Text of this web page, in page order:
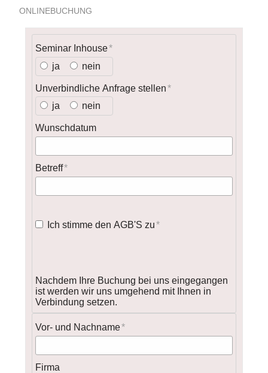
ONLINEBUCHUNG
Seminar Inhouse
ja
nein
Unverbindliche Anfrage stellen
ja
nein
Wunschdatum
Betreff
Ich stimme den AGB'S zu
Nachdem Ihre Buchung bei uns eingegangen
ist werden wir uns umgehend mit Ihnen in
Verbindung setzen.
Vor- und Nachname
Firma